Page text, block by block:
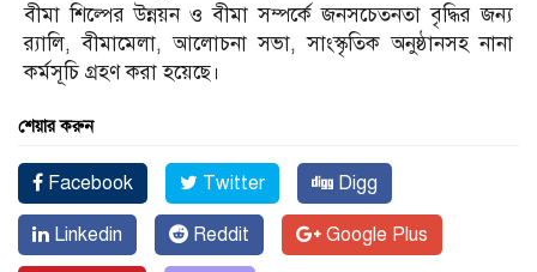
বীমা শিল্পের উন্নয়ন ও বীমা সম্পর্কে জনসচেতনতা বৃদ্ধির জন্য
র‌্যালি, বীমামেলা, আলোচনা সভা, সাংস্কৃতিক অনুষ্ঠানসহ নানা
কর্মসূচি গ্রহণ করা হয়েছে।
শেয়ার করুন
Facebook Twitter Digg
Linkedin Reddit Google Plus